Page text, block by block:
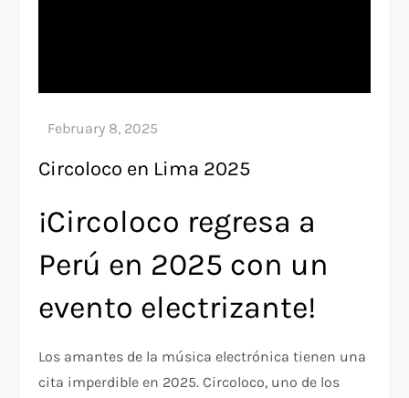
Circoloco en Lima 2025
¡Circoloco regresa a
Perú en 2025 con un
evento electrizante!
Los amantes de la música electrónica tienen una
cita imperdible en 2025. Circoloco, uno de los